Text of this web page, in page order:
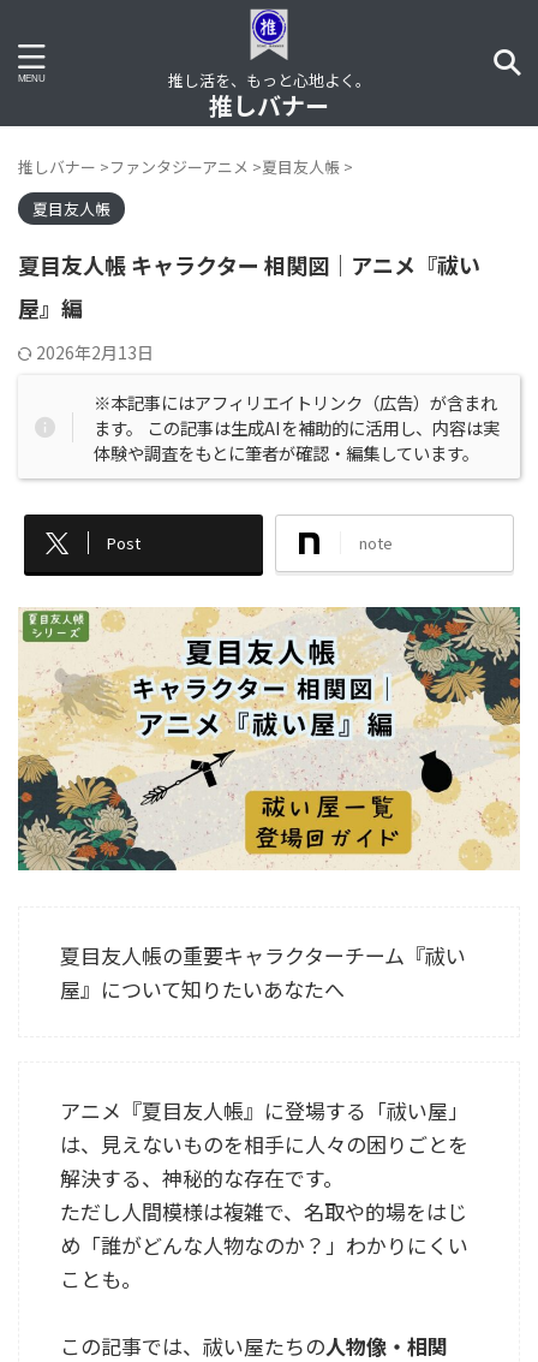
推し活を、もっと心地よく。
推しバナー
推しバナー >ファンタジーアニメ >夏目友人帳 >
夏目友人帳
夏目友人帳 キャラクター 相関図｜アニメ『祓い
屋』編
2026年2月13日
※本記事にはアフィリエイトリンク（広告）が含まれ
ます。 この記事は生成AIを補助的に活用し、内容は実
体験や調査をもとに筆者が確認・編集しています。
Post note
夏目友人帳の重要キャラクターチーム『祓い
屋』について知りたいあなたへ
アニメ『夏目友人帳』に登場する「祓い屋」
は、見えないものを相手に人々の困りごとを
解決する、神秘的な存在です。
ただし人間模様は複雑で、名取や的場をはじ
め「誰がどんな人物なのか？」わかりにくい
ことも。
この記事では、祓い屋たちの人物像・相関